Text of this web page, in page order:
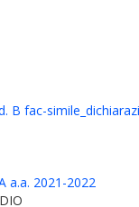
B fac-
a.a. 2021-2022